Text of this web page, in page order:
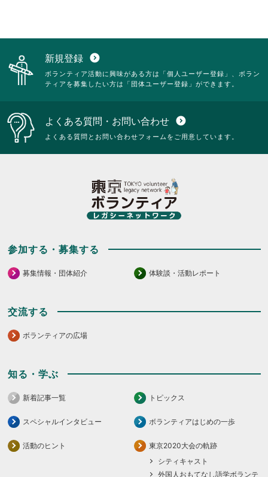
新規登録 expand_circle_down
ボランティア活動に興味がある方は「個人ユーザー登録」、ボラン
ティアを募集したい方は「団体ユーザー登録」ができます。
よくある質問・お問い合わせ expand_circle_down
よくある質問とお問い合わせフォームをご用意しています。
参加する・募集する
募集情報・団体紹介 体験談・活動レポート
交流する
ボランティアの広場
知る・学ぶ
新着記事一覧 トピックス
スペシャルインタビュー ボランティアはじめの一歩
活動のヒント
東京2020大会の軌跡
シティキャスト
外国人おもてなし語学ボランテ